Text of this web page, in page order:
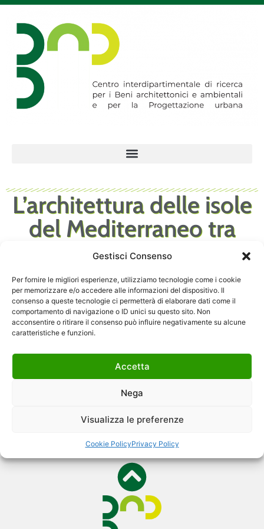
Gestisci Consenso
Per fornire le migliori esperienze, utilizziamo tecnologie come i cookie
per memorizzare e/o accedere alle informazioni del dispositivo. Il
consenso a queste tecnologie ci permetterà di elaborare dati come il
comportamento di navigazione o ID unici su questo sito. Non
acconsentire o ritirare il consenso può influire negativamente su alcune
caratteristiche e funzioni.
Accetta
Nega
Visualizza le preferenze
Cookie PolicyPrivacy Policy
L’architettura delle isole
del Mediterraneo tra
storia e paesaggio:
interpretazioni e
sperimentazioni
L’architettura delle isole del
Mediterraneo tra storia e paesaggio:
interpretazioni e sperimentazioni